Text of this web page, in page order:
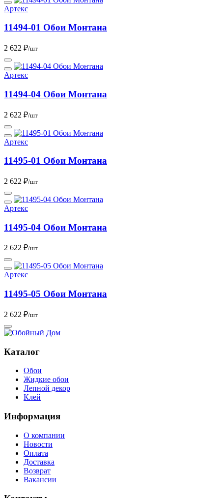
Артекс
11494-01 Обои Монтана
2 622 ₽/шт
Артекс
11494-04 Обои Монтана
2 622 ₽/шт
Артекс
11495-01 Обои Монтана
2 622 ₽/шт
Артекс
11495-04 Обои Монтана
2 622 ₽/шт
Артекс
11495-05 Обои Монтана
2 622 ₽/шт
Каталог
Обои
Жидкие обои
Лепной декор
Клей
Информация
О компании
Новости
Оплата
Доставка
Возврат
Вакансии